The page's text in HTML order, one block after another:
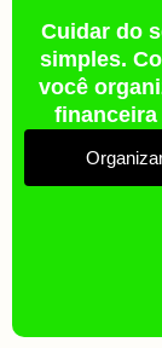
Cuidar do
simples.
você
financeira